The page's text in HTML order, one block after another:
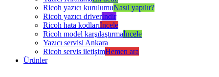
Ricoh yazıcı kurulumuNasıl yapılır?
Ricoh yazıcı driverİndir
Ricoh hata kodlarıİncele
Ricoh model karşılaştırmaİncele
Yazıcı servisi Ankara
Ricoh servis iletişimHemen ara
Ürünler